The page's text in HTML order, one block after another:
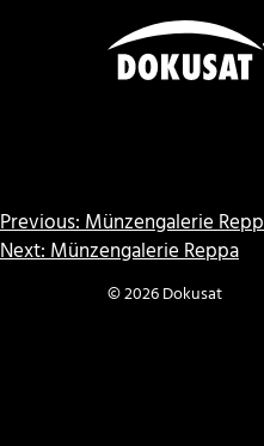
Previous:Münzengalerie
Next:Münzengalerie Reppa
© 2026 Dokusat